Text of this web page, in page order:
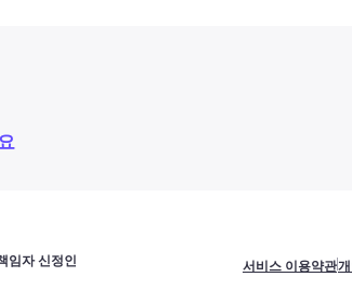
임자 신정인
서비스 이용약관